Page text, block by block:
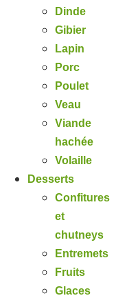
Dinde
Gibier
Lapin
Porc
Poulet
Veau
Viande
hachée
Volaille
Desserts
Confitures
et
chutneys
Entremets
Fruits
Glaces